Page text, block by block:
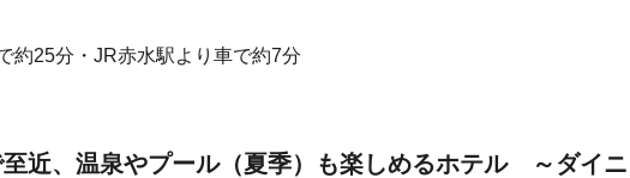
約25分・JR赤水駅より車で約7分
近、温泉やプール（夏季）も楽しめるホテル ～ダイ